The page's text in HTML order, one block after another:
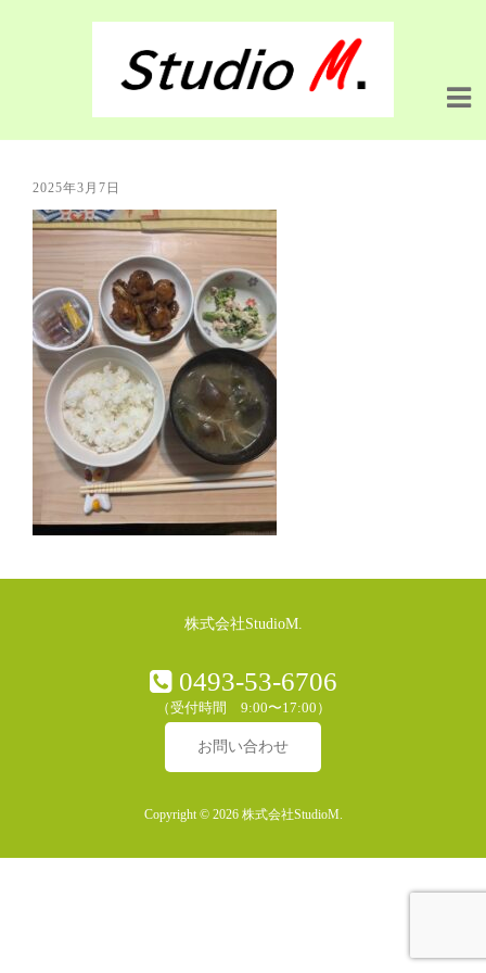
2025年3月7日
株式会社StudioM.
0493-53-6706
（受付時間 9:00〜17:00）
お問い合わせ
Copyright © 2026 株式会社StudioM.